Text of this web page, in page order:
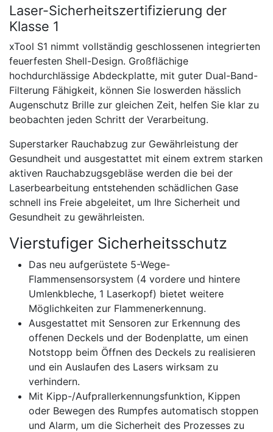
Laser-Sicherheitszertifizierung der
Klasse 1
xTool S1 nimmt vollständig geschlossenen integrierten
feuerfesten Shell-Design. Großflächige
hochdurchlässige Abdeckplatte, mit guter Dual-Band-
Filterung Fähigkeit, können Sie loswerden hässlich
Augenschutz Brille zur gleichen Zeit, helfen Sie klar zu
beobachten jeden Schritt der Verarbeitung.
Superstarker Rauchabzug zur Gewährleistung der
Gesundheit und ausgestattet mit einem extrem starken
aktiven Rauchabzugsgebläse werden die bei der
Laserbearbeitung entstehenden schädlichen Gase
schnell ins Freie abgeleitet, um Ihre Sicherheit und
Gesundheit zu gewährleisten.
Vierstufiger Sicherheitsschutz
Das neu aufgerüstete 5-Wege-
Flammensensorsystem (4 vordere und hintere
Umlenkbleche, 1 Laserkopf) bietet weitere
Möglichkeiten zur Flammenerkennung.
Ausgestattet mit Sensoren zur Erkennung des
offenen Deckels und der Bodenplatte, um einen
Notstopp beim Öffnen des Deckels zu realisieren
und ein Auslaufen des Lasers wirksam zu
verhindern.
Mit Kipp-/Aufprallerkennungsfunktion, Kippen
oder Bewegen des Rumpfes automatisch stoppen
und Alarm, um die Sicherheit des Prozesses zu